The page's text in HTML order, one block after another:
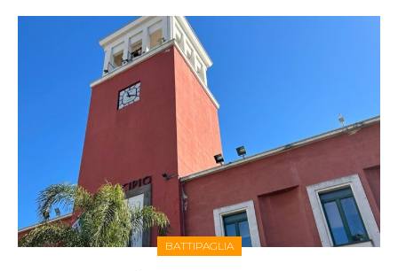
BATTIPAGLIA